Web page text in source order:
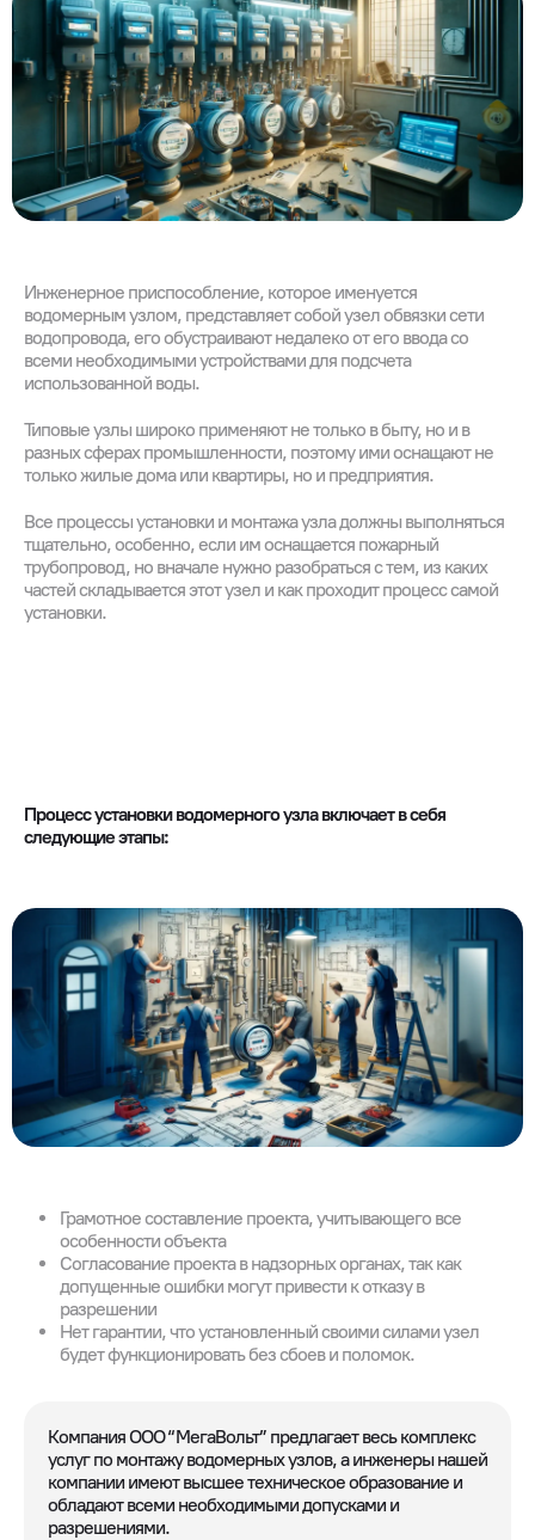
Инженерное приспособление, которое именуется
водомерным узлом, представляет собой узел обвязки сети
водопровода, его обустраивают недалеко от его ввода со
всеми необходимыми устройствами для подсчета
использованной воды.
Типовые узлы широко применяют не только в быту, но и в
разных сферах промышленности, поэтому ими оснащают не
только жилые дома или квартиры, но и предприятия.
Все процессы установки и монтажа узла должны выполняться
тщательно, особенно, если им оснащается пожарный
трубопровод, но вначале нужно разобраться с тем, из каких
частей складывается этот узел и как проходит процесс самой
установки.
Процесс установки водомерного узла включает в себя
следующие этапы:
Грамотное составление проекта, учитывающего все
особенности объекта
Согласование проекта в надзорных органах, так как
допущенные ошибки могут привести к отказу в
разрешении
Нет гарантии, что установленный своими силами узел
будет функционировать без сбоев и поломок.
Компания ООО “МегаВольт” предлагает весь комплекс
услуг по монтажу водомерных узлов, а инженеры нашей
компании имеют высшее техническое образование и
обладают всеми необходимыми допусками и
разрешениями.